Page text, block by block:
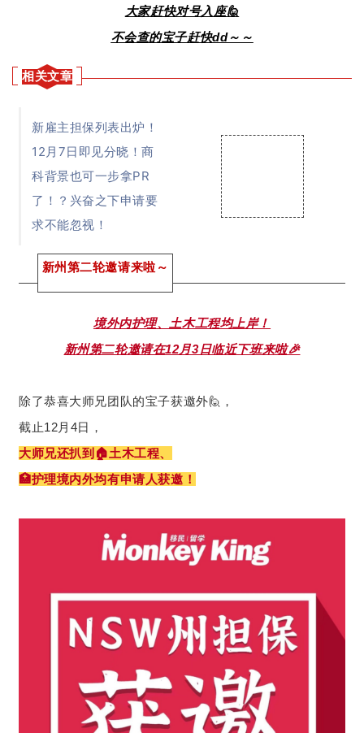
大家赶快对号入座🙋
不会查的宝子赶快dd～～
相关文章
新雇主担保列表出炉！
12月7日即见分晓！商
科背景也可一步拿PR
了！？兴奋之下申请要
求不能忽视！
新州第二轮邀请来啦～
境外内护理、土木工程均上岸！
新州第二轮邀请在12月3日临近下班来啦🎉
除了恭喜大师兄团队的宝子获邀外🙋，
截止12月4日，
大师兄还扒到🏠土木工程、
🏥护理境内外均有申请人获邀！